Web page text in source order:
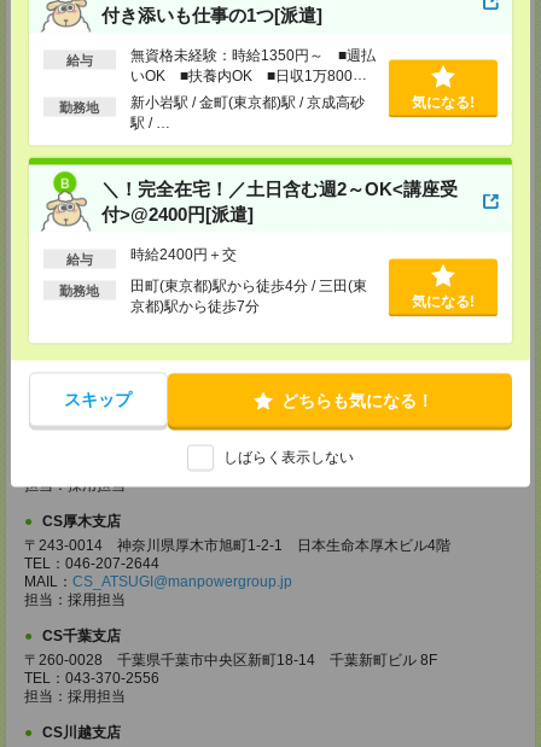
付き添いも仕事の1つ[派遣]
給与
無資格未経験：時給1350円～ ■週払
いOK ■扶養内OK ■日収1万800円
以上
勤務地
新小岩駅 / 金町(東京都)駅 / 京成高砂
駅 / …
気になる!
＼！完全在宅！／土日含む週2～OK<講座受
付>@2400円[派遣]
給与 時給2400円＋交
勤務地
田町(東京都)駅から徒歩4分 / 三田(東
京都)駅から徒歩7分
気になる!
スキップ どちらも気になる！
しばらく表示しない
CS横浜支店
〒220-8136
神奈川県横浜市西区みなとみらい 2-2-1 横浜ランドマークタワー36F
TEL：0120-659-459
MAIL：CS_YOKOHAMA@manpowergroup.jp
CS大宮支店
〒330-0854 埼玉県さいたま市大宮区桜木町 1-10-16 シーノ大宮ノース
ウイング 9階
TEL：0120-769-355
担当：採用担当
CS高崎支店
〒370-0831 群馬県高崎市あら町167 高崎第一生命ビルディング11Ｆ
担当：採用担当
CS宇都宮支店
〒321-0953 栃木県宇都宮市東宿郷3-2-18 高知穂ビル2Ｆ
CS_UTSUNOMIYA@manpowergroup.jp
担当：採用担当
CS厚木支店
〒243-0014 神奈川県厚木市旭町1-2-1 日本生命本厚木ビル4階
TEL：046-207-2644
MAIL： CS_ATSUGI@manpowergroup.jp
担当：採用担当
CS千葉支店
〒260-0028 千葉県千葉市中央区新町18-14 千葉新町ビル 8F
TEL：043-370-2556
担当：採用担当
CS川越支店